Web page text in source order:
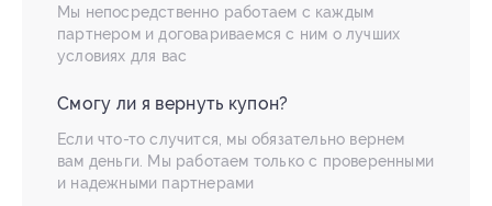
Мы непосредственно работаем с каждым
партнером и договариваемся с ним о лучших
условиях для вас
Смогу ли я вернуть купон?
Если что-то случится, мы обязательно вернем
вам деньги. Мы работаем только с проверенными
и надежными партнерами